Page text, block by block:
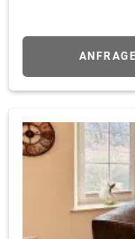
Schlafzimmer •
Spülmaschine •
• Zimmersafe •
Wellnesstasche mit
Zimmerreinigung:
Wunsch pro
Handtuchwechsel,
(zzgl. inkl.